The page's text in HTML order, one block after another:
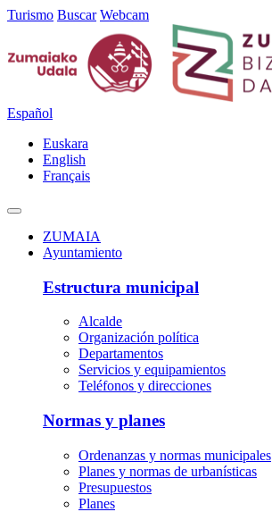
Turismo Buscar Webcam
Español
Euskara
English
Français
ZUMAIA
Ayuntamiento
Estructura municipal
Alcalde
Organización política
Departamentos
Servicios y equipamientos
Teléfonos y direcciones
Normas y planes
Ordenanzas y normas municipales
Planes y normas de urbanísticas
Presupuestos
Planes